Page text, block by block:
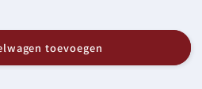
toevoegen